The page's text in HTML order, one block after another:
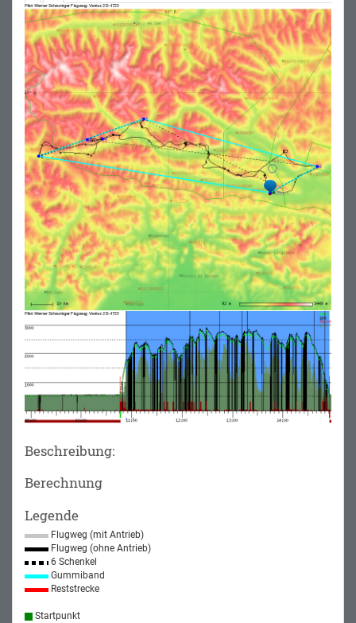
Beschreibung:
Berechnung
Legende
Flugweg (mit Antrieb)
Flugweg (ohne Antrieb)
6 Schenkel
Gummiband
Reststrecke
Startpunkt